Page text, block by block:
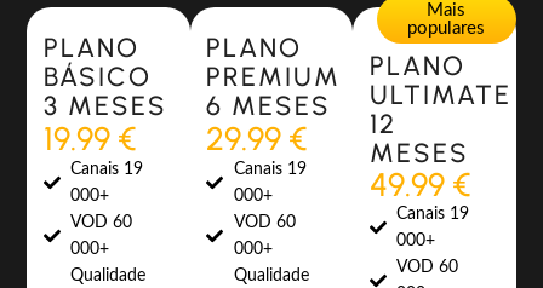
Most Popular
PLANO
BÁSICO
3 MESES
19.99 €
Canais 19
000+
VOD 60
000+
Qualidade
Most Popular
PLANO
PREMIUM
6 MESES
29.99 €
Canais 19
000+
VOD 60
000+
Qualidade
Mais
populares
PLANO
ULTIMATE
12
MESES
49.99 €
Canais 19
000+
VOD 60